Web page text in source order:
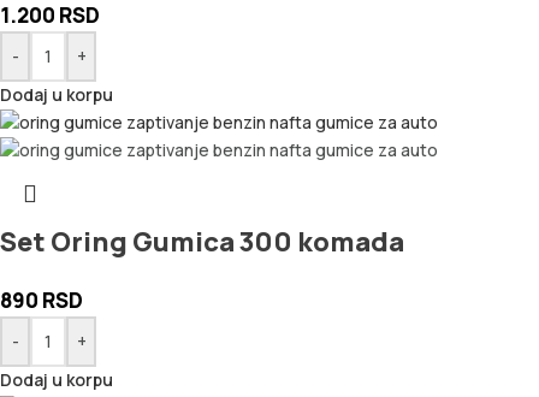
1.200 RSD
-
+
Dodaj u korpu
Set Oring Gumica 300 komada
890 RSD
-
+
Dodaj u korpu